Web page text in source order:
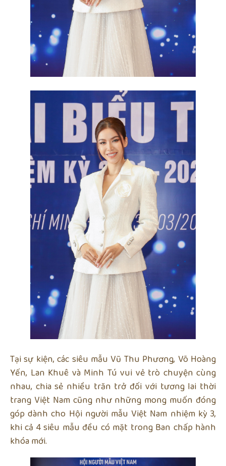
Tại sự kiện, các siêu mẫu Vũ Thu Phương, Võ Hoàng
Yến, Lan Khuê và Minh Tú vui vẻ trò chuyện cùng
nhau, chia sẻ nhiều trăn trở đối với tương lai thời
trang Việt Nam cũng như những mong muốn đóng
góp dành cho Hội người mẫu Việt Nam nhiệm kỳ 3,
khi cả 4 siêu mẫu đều có mặt trong Ban chấp hành
khóa mới.